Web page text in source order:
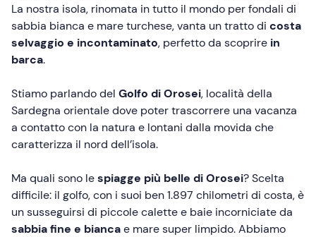
La nostra isola, rinomata in tutto il mondo per fondali di
sabbia bianca e mare turchese, vanta un tratto di costa
selvaggio e incontaminato, perfetto da scoprire in
barca.
Stiamo parlando del Golfo di Orosei, località della
Sardegna orientale dove poter trascorrere una vacanza
a contatto con la natura e lontani dalla movida che
caratterizza il nord dell’isola.
Ma quali sono lespiagge più belle di Orosei? Scelta
difficile: il golfo, con i suoi ben 1.897 chilometri di costa, è
un susseguirsi di piccole calette e baie incorniciate da
sabbia fine e biancae mare super limpido. Abbiamo